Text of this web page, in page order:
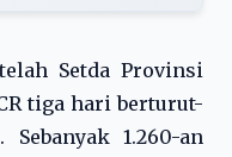
Setda Provinsi
tiga hari berturut-
1.260-an